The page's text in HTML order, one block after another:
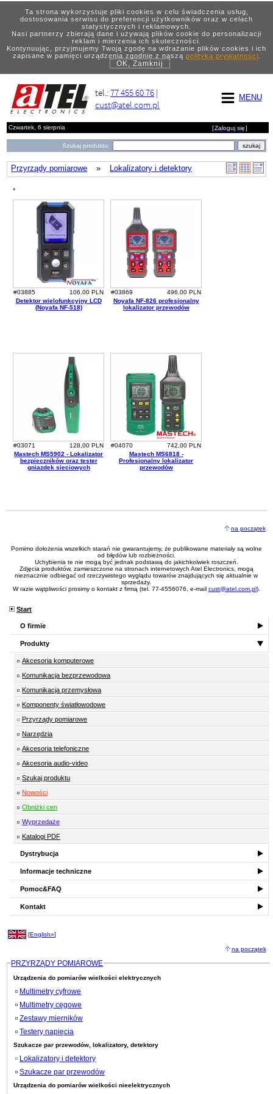
Ta strona wykorzystuje pliki cookies w celu świadczenia usług,
dostosowania serwisu do preferencji użytkowników oraz w celach
statystycznych i reklamowych.
Nasi partnerzy zbierają dane i używają plików cookie do personalizacji
reklam i mierzenia ich skuteczności.
Kontynuując, przyjmujemy Twoją zgodę na wdrażanie plików cookies i ich
zapisane w pamięci urządzenia zgodnie z naszą polityką prywatności.
OK, Zamknij
MENU
tel.:77 455 60 76 |
cust@atel.com.pl
Czwartek, 6 sierpnia [Zaloguj się]
Szukaj produktu:
Przyrządy pomiarowe » Lokalizatory i detektory
#03885
106,00 PLN
Detektor wielofunkcyjny LCD
(Noyafa NF-518)
#03869
496,00 PLN
Noyafa NF-826 profesjonalny
lokalizator przewodów
#03071
128,00 PLN
Mastech MS5902 - Lokalizator
bezpieczników oraz tester
gniazdek sieciowych
#04070
742,00 PLN
Mastech MS6818 -
Profesjonalny lokalizator
przewodów
na początek
Pomimo dołożenia wszelkich starań nie gwarantujemy, że publikowane materiały są wolne
od błędów lub rozbieżności.
Uchybienia te nie mogą być jednak podstawą do jakichkolwiek roszczeń.
Zdjęcia produktów, zamieszczone na stronach internetowych Atel Electronics, mogą
nieznacznie odbiegać od rzeczywistego wyglądu towarów znajdujących się aktualnie w
sprzedaży.
W razie wątpliwości prosimy o kontakt z firmą (tel. 77-4556076, e-mail cust@atel.com.pl).
Start
O firmie
Produkty
Akcesoria komputerowe
Komunikacja bezprzewodowa
Komunikacja przemysłowa
Komponenty światłowodowe
Przyrządy pomiarowe
Narzędzia
Akcesoria telefoniczne
Akcesoria audio-video
Szukaj produktu
Nowości
Obniżki cen
Wyprzedaże
Katalogi PDF
Dystrybucja
Informacje techniczne
Pomoc&FAQ
Kontakt
[English»]
na początek
PRZYRZĄDY POMIAROWE
Urządzenia do pomiarów wielkości elektrycznych
Multimetry cyfrowe
Multimetry cęgowe
Zestawy mierników
Testery napięcia
Szukacze par przewodów, lokalizatory, detektory
Lokalizatory i detektory
Szukacze par przewodów
Urządzenia do pomiarów wielkości nieelektrycznych